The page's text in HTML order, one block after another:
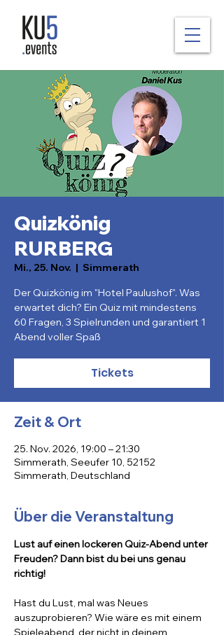
Quizkönig
RURBERG
Mi., 25. Nov.
  |
Simmerath
Der Quizkönig im "Hotel Paulushof". Was
erwartet dich? Ein Quiz mit mindestens
60 Fragen, 3 Spielrunden und garantiert 1
Abend voller Spaß
Tickets
Zeit & Ort
25. Nov. 2026, 19:00 – 21:30
Simmerath, Seeufer 10, 52152
Simmerath, Deutschland
Über die Veranstaltung
Lust auf einen lockeren Quiz-Abend unter
Freuden? Dann bist du bei uns genau
richtig!
Hast du Lust, mal was Neues
auszuprobieren? Wie wäre es mit einem
Spieleabend, der nicht in deinem